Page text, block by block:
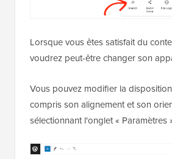
Lorsque vous êtes satisfait du
voudrez peut-être changer son
Vous pouvez modifier la
compris son alignement et son
sélectionnant l'onglet « Paramètres